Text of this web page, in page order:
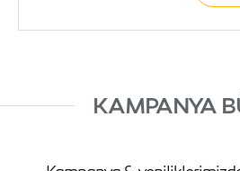
KAMPANYA